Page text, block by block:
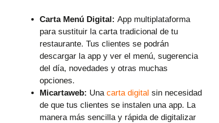
Carta Menú Digital: App multiplataforma
para sustituir la carta tradicional de tu
restaurante. Tus clientes se podrán
descargar la app y ver el menú, sugerencia
del día, novedades y otras muchas
opciones.
Micartaweb: Unacarta digital sin necesidad
de que tus clientes se instalen una app. La
manera más sencilla y rápida de digitalizar